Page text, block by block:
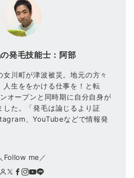
発毛技能士：阿部
川町が津波被災。地元の方々
人生ををかける仕事を！と転
オープンと同時期に自分自身が
した。「発毛は論じるより証
、YouTubeなどで情報発
Follow me／